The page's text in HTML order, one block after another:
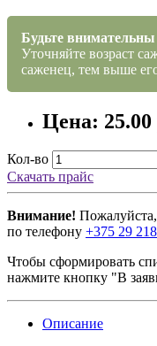
Будьте внимательны
Уточняйте возраст
саженец, тем выше
Цена: 25.00
Кол-во
Скачать прайс
Внимание!
по телефону +375 29
Чтобы сформировать
нажмите кнопку "В
Описание